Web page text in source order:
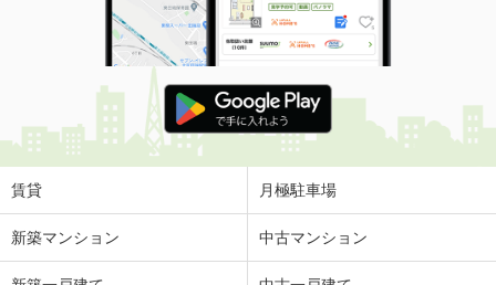
賃貸 月極駐車場
新築マンション 中古マンション